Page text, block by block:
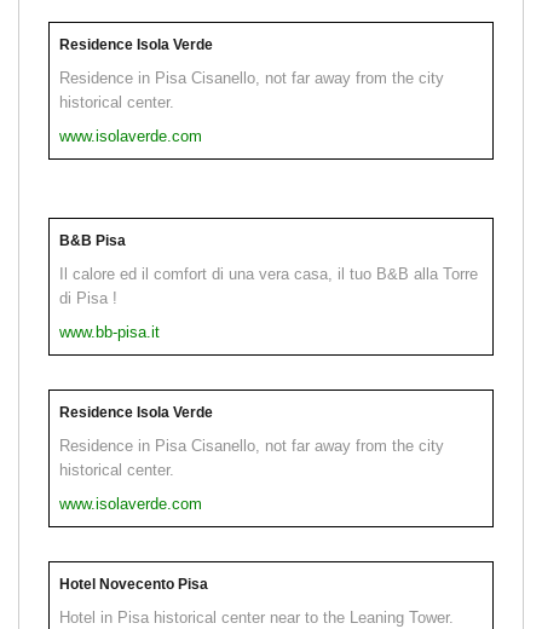
Residence Isola Verde
Residence in Pisa Cisanello, not far away from the city
historical center.
www.isolaverde.com
B&B Pisa
Il calore ed il comfort di una vera casa, il tuo B&B alla Torre
di Pisa !
www.bb-pisa.it
Residence Isola Verde
Residence in Pisa Cisanello, not far away from the city
historical center.
www.isolaverde.com
Hotel Novecento Pisa
Hotel in Pisa historical center near to the Leaning Tower.